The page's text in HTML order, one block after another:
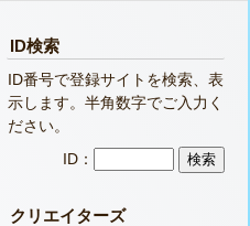
ID検索
ID番号で登録サイトを検索、表
示します。半角数字でご入力く
ださい。
ID：
クリエイターズ